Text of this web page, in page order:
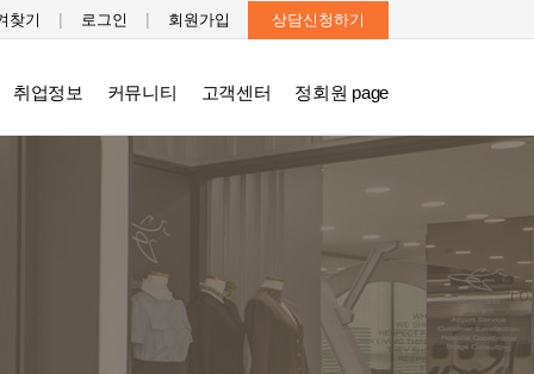
찾기 | 로그인 | 회원가입 상담신청하기
취업정보 커뮤니티 고객센터 정회원 page